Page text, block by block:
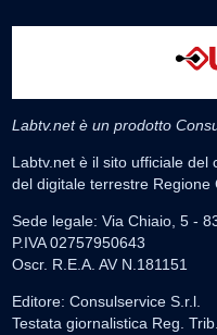
Labtv.net è un prodotto
Labtv.net è il sito ufficiale
del digitale terrestre Regione
Sede legale: Via Chiaio, 5 -
P.IVA 02757950643
Oscr. R.E.A. AV N.181151
Editore: Consulservice S.r.l.
Testata giornalistica Reg.